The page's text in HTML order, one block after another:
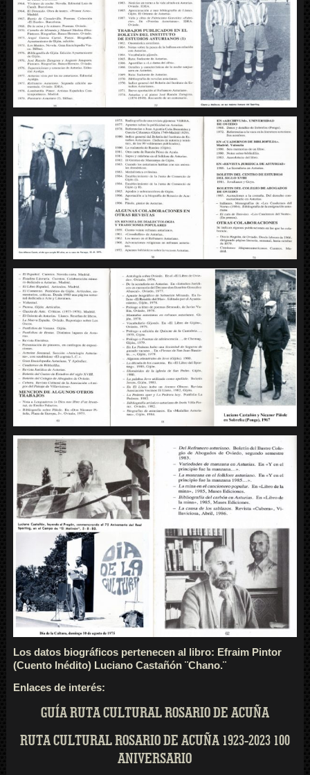
Los datos biográficos pertenecen al libro: Efraim Pintor
(Cuento Inédito) Luciano Castañón ¨Chano.¨
Enlaces de interés:
GUÍA RUTA CULTURAL ROSARIO DE ACUÑA
RUTA CULTURAL ROSARIO DE ACUÑA 1923-2023 100
ANIVERSARIO